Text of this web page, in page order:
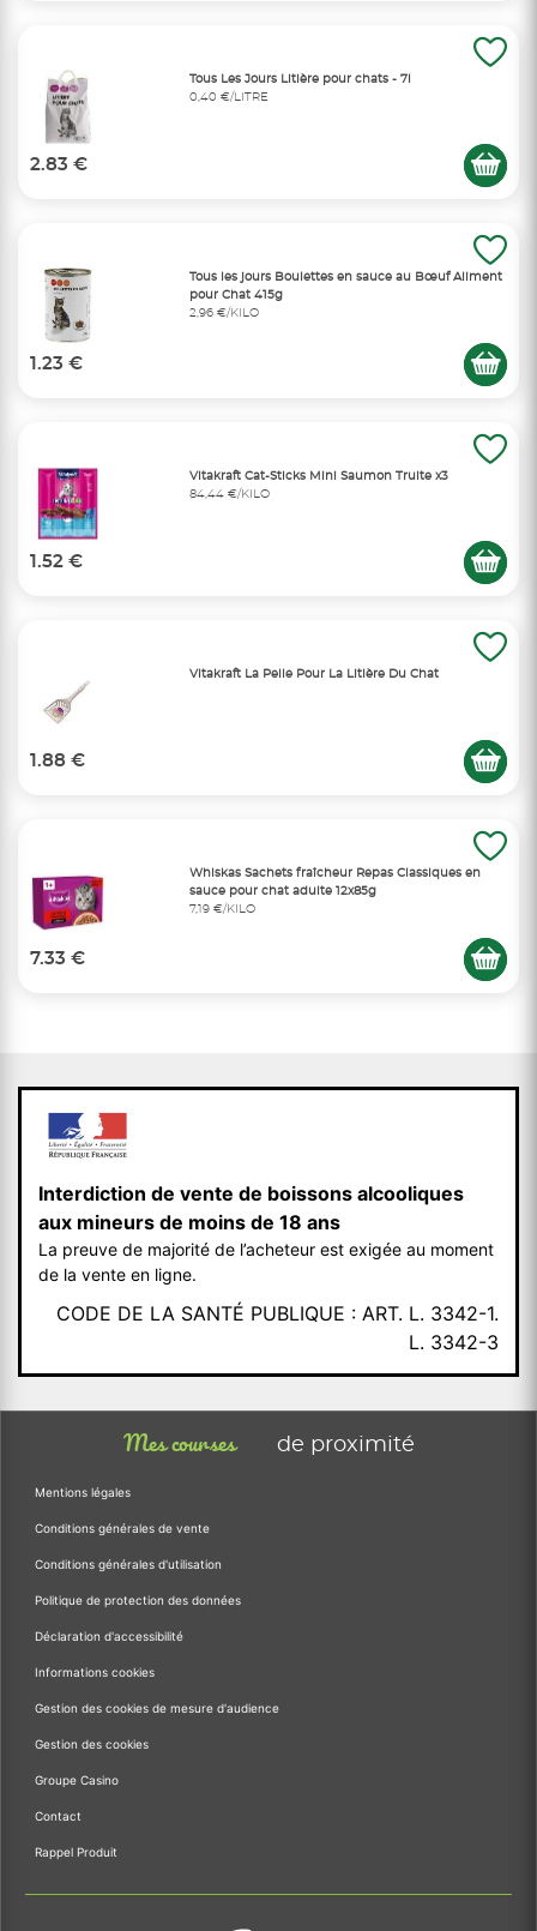
Tous Les Jours Litière pour chats - 7l
0,40 €/LITRE
2.83 €
Tous les jours Boulettes en sauce au Bœuf Aliment
pour Chat 415g
2,96 €/KILO
1.23 €
Vitakraft Cat-Sticks Mini Saumon Truite x3
84,44 €/KILO
1.52 €
Vitakraft La Pelle Pour La Litière Du Chat
1.88 €
Whiskas Sachets fraîcheur Repas Classiques en
sauce pour chat adulte 12x85g
7,19 €/KILO
7.33 €
Interdiction de vente de boissons alcooliques
aux mineurs de moins de 18 ans
La preuve de majorité de l’acheteur est exigée au moment
de la vente en ligne.
CODE DE LA SANTÉ PUBLIQUE : ART. L. 3342-1.
L. 3342-3
Mes courses de proximité
Mentions légales
Conditions générales de vente
Conditions générales d'utilisation
Politique de protection des données
Déclaration d'accessibilité
Informations cookies
Gestion des cookies de mesure d'audience
Gestion des cookies
Groupe Casino
Contact
Rappel Produit